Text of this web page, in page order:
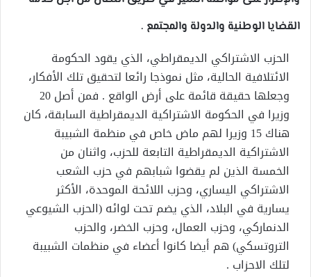
القضايا الوطنية والدولة والمجتمع .
الحزب الاشتراكي الديمقراطي، الذي يقود الحكومة
الائتلافية الحالية، مثل نموذجا رائعا لتحقيق تلك الأفكار،
وجعلها حقيقة قائمة على أرض الواقع . فمن أصل 20
وزيرا في الحكومة الاشتراكية الديمقراطية السابقة، كان
هناك 15 وزيرا لهم ماض خاص في منظمة الشبيبة
الاشتراكية الديمقراطية التابعة للحزب، واثنان من
الخمسة الذين لم يقضوا شبابهم في حزب الشعب
الاشتراكي اليساري، وحزب اللائحة الموحدة، الأكثر
يسارية في البلاد، الذي يضم تحت لوائه (الحزب الشيوعي
الدنماركي، وحزب العمال، وحزب الخضر، والحزب
التروتسكي) هم أيضا كانوا أعضاء في منظمات الشبيبة
لتلك الاحزاب .